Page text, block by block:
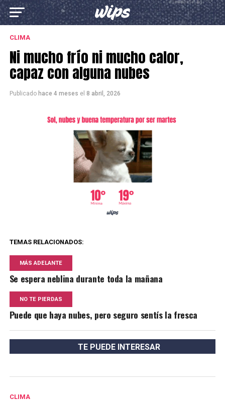
CLIMA
Ni mucho frío ni mucho calor,
capaz con alguna nubes
Publicado hace 4 meses el 8 abril, 2026
TEMAS RELACIONADOS:
MÁS ADELANTE
Se espera neblina durante toda la mañana
NO TE PIERDAS
Puede que haya nubes, pero seguro sentís la fresca
TE PUEDE INTERESAR
CLIMA